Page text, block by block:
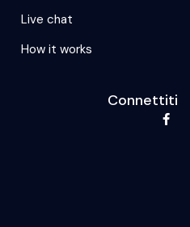
Live chat
How it works
Connettiti